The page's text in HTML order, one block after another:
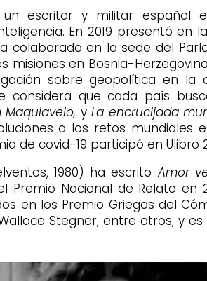
escritor y militar español
En 2019 presentó en
colaborado en la sede del
en Bosnia-
sobre geopolítica en la
que cada país
yLa encrucijada
a los retos mundiales
de covid-19 participó en Ulibro
1980) ha escrito Amor
Premio Nacional de Relato en
en los Premio Griegos del
Stegner, entre otros, y